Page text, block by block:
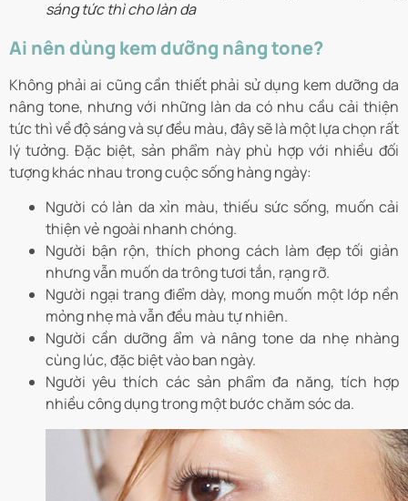
sáng tức thì cho làn da
Ai nên dùng kem dưỡng nâng tone?
Không phải ai cũng cần thiết phải sử dụng kem dưỡng da
nâng tone, nhưng với những làn da có nhu cầu cải thiện
tức thì về độ sáng và sự đều màu, đây sẽ là một lựa chọn rất
lý tưởng. Đặc biệt, sản phẩm này phù hợp với nhiều đối
tượng khác nhau trong cuộc sống hàng ngày:
Người có làn da xỉn màu, thiếu sức sống, muốn cải
thiện vẻ ngoài nhanh chóng.
Người bận rộn, thích phong cách làm đẹp tối giản
nhưng vẫn muốn da trông tươi tắn, rạng rỡ.
Người ngại trang điểm dày, mong muốn một lớp nền
mỏng nhẹ mà vẫn đều màu tự nhiên.
Người cần dưỡng ẩm và nâng tone da nhẹ nhàng
cùng lúc, đặc biệt vào ban ngày.
Người yêu thích các sản phẩm đa năng, tích hợp
nhiều công dụng trong một bước chăm sóc da.